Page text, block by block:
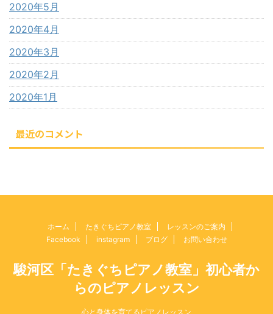
2020年5月
2020年4月
2020年3月
2020年2月
2020年1月
最近のコメント
ホーム たきぐちピアノ教室
レッスンのご案内
Facebook
instagram ブログ お問い合わせ
駿河区「たきぐちピアノ教室」初心者か
らのピアノレッスン
心と身体を育てるピアノレッスン